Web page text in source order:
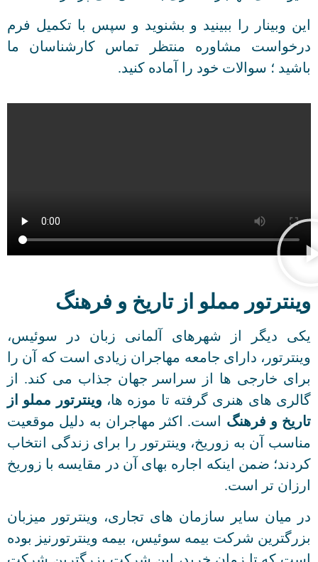
این وبینار را ببینید و بشنوید و سپس با تکمیل فرم
درخواست مشاوره منتظر تماس کارشناسان ما
باشید ؛ سوالات خود را آماده کنید.
وینترتور مملو از تاریخ و فرهنگ
یکی دیگر از شهرهای آلمانی زبان در سوئیس،
وینترتور، دارای جامعه مهاجران زیادی است که آن را
برای خارجی ها از سراسر جهان جذاب می کند. از
گالری های هنری گرفته تا موزه ها، وینترتور مملو از
تاریخ و فرهنگ است. اکثر مهاجران به دلیل موقعیت
مناسب آن به زوریخ، وینترتور را برای زندگی انتخاب
کردند؛ ضمن اینکه اجاره بهای آن در مقایسه با زوریخ
ارزان تر است.
در میان سایر سازمان های تجاری، وینترتور میزبان
بزرگترین شرکت بیمه سوئیس، بیمه وینترتورنیز بوده